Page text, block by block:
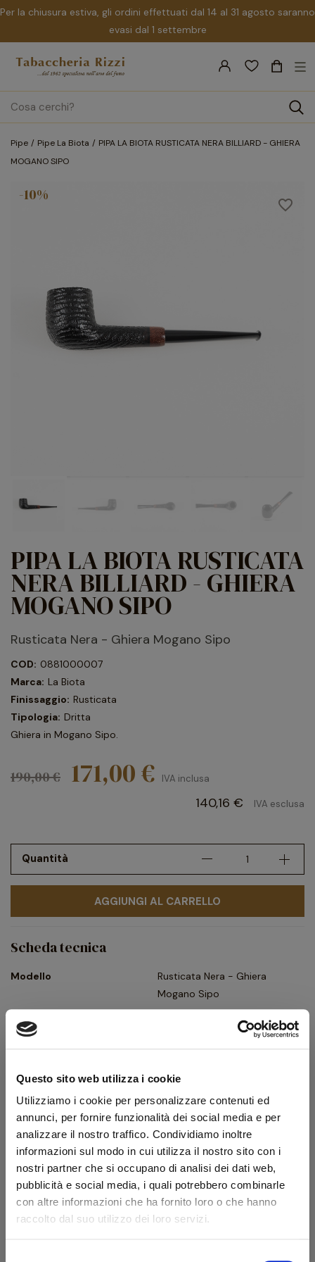
Questo sito web utilizza i cookie
Utilizziamo i cookie per personalizzare contenuti ed
annunci, per fornire funzionalità dei social media e per
analizzare il nostro traffico. Condividiamo inoltre
informazioni sul modo in cui utilizza il nostro sito con i
nostri partner che si occupano di analisi dei dati web,
pubblicità e social media, i quali potrebbero combinarle
con altre informazioni che ha fornito loro o che hanno
raccolto dal suo utilizzo dei loro servizi.
Per la chiusura estiva, gli ordini effettuati dal 14 al 31 agosto saranno
evasi dal 1 settembre
search
☰
Pipe Pipe La Biota
PIPA LA BIOTA RUSTICATA NERA BILLIARD - GHIERA
MOGANO SIPO
favorite_border
-10%
PIPA LA BIOTA RUSTICATA
NERA BILLIARD - GHIERA
MOGANO SIPO
Rusticata Nera - Ghiera Mogano Sipo
COD: 0881000007
Marca: La Biota
Finissaggio: Rusticata
Tipologia: Dritta
Ghiera in Mogano Sipo.
190,00 € 171,00 € IVA inclusa
140,16 € IVA esclusa
Quantità
AGGIUNGI AL CARRELLO
Scheda tecnica
Modello
Rusticata Nera - Ghiera
Mogano Sipo
Bocchino
Metacrilato
Foro bocchino (mm)
3
Filtro
No
Peso (g)
31
Ghiera
Flock